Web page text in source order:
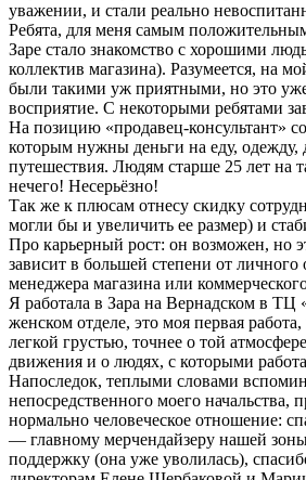
уважении, и стали реально
Ребята, для меня самым
Заре стало знакомство с хорошими
коллектив магазина). Разумеется, на
были такими уж приятными, но это
восприятие. С некоторыми ребятами
На позицию «продавец-консультант»
которым нужны деньги на еду, одежду,
путешествия. Людям старше 25 лет на
нечего! Несерьёзно!
Так же к плюсам отнесу скидку
могли бы и увеличить ее размер) и
Про карьерный рост: он возможен, но
зависит в большей степени от личного
менеджера магазина или
Я работала в Зара на Вернадском в ТЦ
женском отделе, это моя первая
легкой грустью, точнее о той
движения и о людях, с которыми
Напоследок, теплыми словами
непосредственного моего начальства,
нормально человеческое отношение:
— главному мерчендайзеру нашей
поддержку (она уже уволилась),